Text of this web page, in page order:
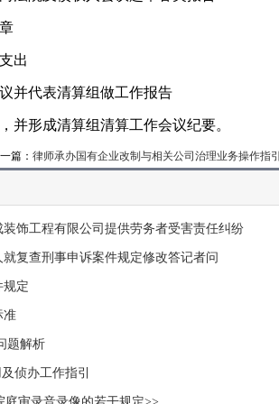
出
并代表清算组做工作报告
并形成清算组清算工作会议纪要。
篇： 律师承办国有企业改制与相关公司治理业务操作指
饰工程有限公司提供劳务者受害责任纠纷
复查刑事申诉案件规定修改答记者问
规定
准
题解析
侦办工作指引